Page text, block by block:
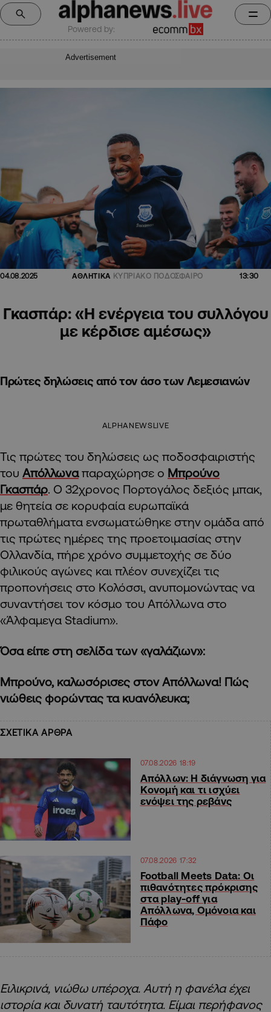
Powered by:
Advertisement
04.08.2025 ΑΘΛΗΤΙΚΑ ΚΥΠΡΙΑΚΟ ΠΟΔΟΣΦΑΙΡΟ 13:30
Γκασπάρ: «Η ενέργεια του συλλόγου
με κέρδισε αμέσως»
Πρώτες δηλώσεις από τον άσο των Λεμεσιανών
ALPHANEWSLIVE
Τις πρώτες του δηλώσεις ως ποδοσφαιριστής
του Απόλλωναπαραχώρησε ο Μπρούνο
Γκασπάρ. Ο 32χρονος Πορτογάλος δεξιός μπακ,
με θητεία σε κορυφαία ευρωπαϊκά
πρωταθλήματα ενσωματώθηκε στην ομάδα από
τις πρώτες ημέρες της προετοιμασίας στην
Ολλανδία, πήρε χρόνο συμμετοχής σε δύο
φιλικούς αγώνες και πλέον συνεχίζει τις
προπονήσεις στο Κολόσσι, ανυπομονώντας να
συναντήσει τον κόσμο του Απόλλωνα στο
«Άλφαμεγα Stadium».
Όσα είπε στη σελίδα των «γαλάζιων»:
Μπρούνο, καλωσόρισες στον Απόλλωνα! Πώς
νιώθεις φορώντας τα κυανόλευκα;
ΣΧΕΤΙΚΑ ΑΡΘΡΑ
07.08.2026 18:19
Απόλλων: Η διάγνωση για
Κονομή και τι ισχύει
ενόψει της ρεβάνς
07.08.2026 17:32
Football Meets Data: Οι
πιθανότητες πρόκρισης
στα play-off για
Απόλλωνα, Ομόνοια και
Πάφο
Ειλικρινά, νιώθω υπέροχα. Αυτή η φανέλα έχει
ιστορία και δυνατή ταυτότητα. Είμαι περήφανος